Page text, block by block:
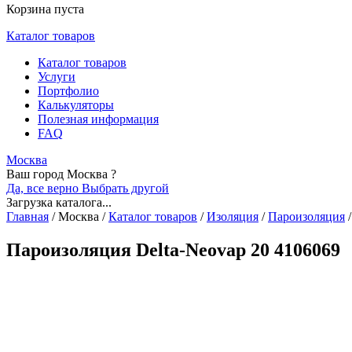
Корзина пуста
Каталог товаров
Каталог товаров
Услуги
Портфолио
Калькуляторы
Полезная информация
FAQ
Москва
Ваш город Москва ?
Да, все верно Выбрать другой
Загрузка каталога...
Главная /Москва / Каталог товаров / Изоляция / Пароизоляция /
Пароизоляция Delta-Neovap 20 4106069